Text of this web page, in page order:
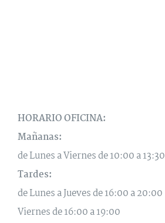
HORARIO OFICINA:
Mañanas:
de Lunes a Viernes de 10:00 a 13:30
Tardes:
de Lunes a Jueves de 16:00 a 20:00
Viernes de 16:00 a 19:00